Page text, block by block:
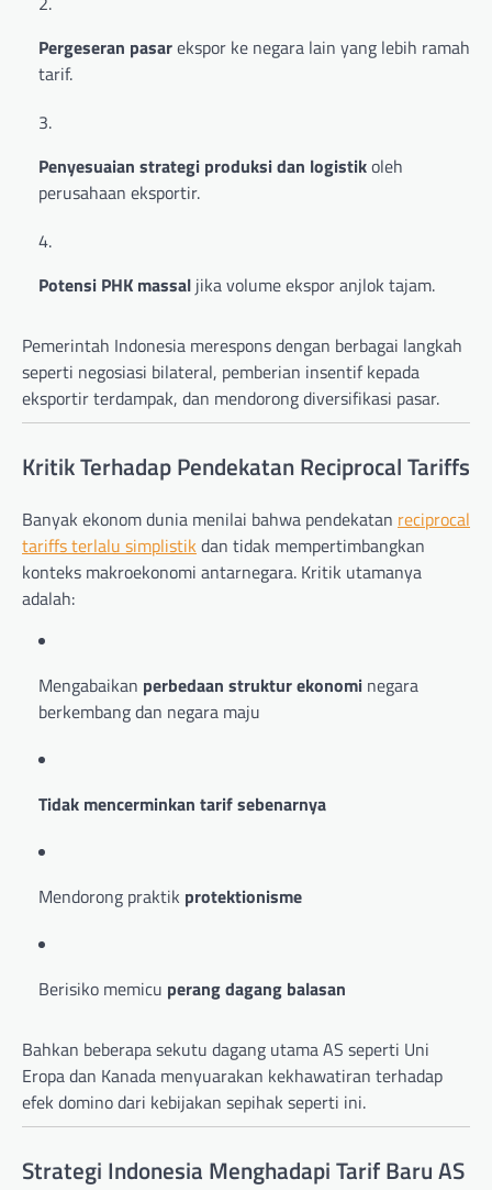
Pergeseran pasarekspor ke negara lain yang lebih ramah
tarif.
Penyesuaian strategi produksi dan logistikoleh
perusahaan eksportir.
Potensi PHK massal jika volume ekspor anjlok tajam.
Pemerintah Indonesia merespons dengan berbagai langkah
seperti negosiasi bilateral, pemberian insentif kepada
eksportir terdampak, dan mendorong diversifikasi pasar.
Kritik Terhadap Pendekatan Reciprocal Tariffs
Banyak ekonom dunia menilai bahwa pendekatan reciprocal
tariffs terlalu simplistik dan tidak mempertimbangkan
konteks makroekonomi antarnegara. Kritik utamanya
adalah:
Mengabaikan perbedaan struktur ekonomi negara
berkembang dan negara maju
Tidak mencerminkan tarif sebenarnya
Mendorong praktik protektionisme
Berisiko memicu perang dagang balasan
Bahkan beberapa sekutu dagang utama AS seperti Uni
Eropa dan Kanada menyuarakan kekhawatiran terhadap
efek domino dari kebijakan sepihak seperti ini.
Strategi Indonesia Menghadapi Tarif Baru AS